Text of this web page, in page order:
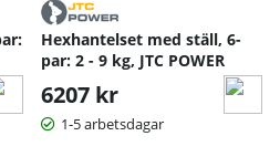
Hexhantelset med ställ, 6-
par: 2 - 9 kg, JTC POWER
6207 kr
1-5 arbetsdagar